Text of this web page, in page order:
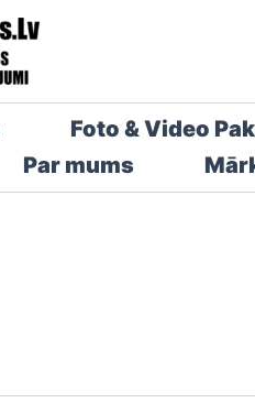
Foto & Video
Par mums